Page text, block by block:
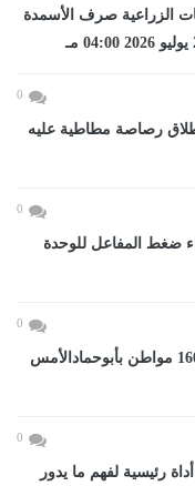
الزراعية صرف الأسمدة
0
رصاصة مطاطية عليه
0
ضغط المفاعل للوحدة
0
صحة الشرقية توقع الكشف على 1600 مواطن بأبوحمادالأمس
0
رئيسية لفهم ما يدور